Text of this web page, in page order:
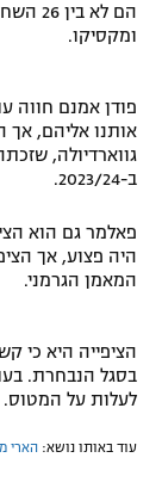
הם
ומקסיקו.
פודן אמנם חווה
אותנו אליהם,
גווארדיולה,
ב-2023/24.
פאלמר גם הוא
היה פצוע, אך
המאמן הגרמני.
הציפייה היא כי
בסגל הנבחרת.
לעלות על המטוס.
עוד באותו נושא: הארי